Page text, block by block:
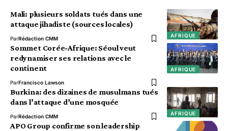
AFRIQUE
Mali: plusieurs soldats tués dans une
attaque jihadiste (sources locales)
ParRédaction CMM
AFRIQUE
Sommet Corée-Afrique: Séoul veut
redynamiser ses relations avec le
continent
ParFrancisco Lawson
AFRIQUE
Burkina: des dizaines de musulmans tués
dans l’attaque d’une mosquée
ParRédaction CMM
APO Group confirme son leadership